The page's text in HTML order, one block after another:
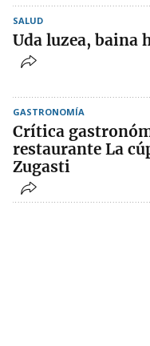
SALUD
Uda luzea, baina
GASTRONOMÍA
Crítica
restaurante La
Zugasti